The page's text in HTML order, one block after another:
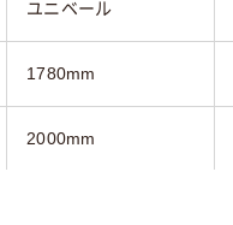
ユニベール
1780mm
2000mm